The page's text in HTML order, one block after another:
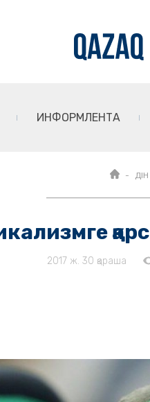
ИНФОРМЛЕНТА
ДІН
2017 ж. 30 қараша